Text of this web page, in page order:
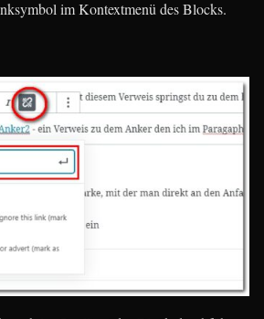
im Kontextmenü des Blocks.